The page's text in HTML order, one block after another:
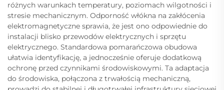
różnych warunkach temperatury, poziomach wilgotności i
stresie mechanicznym. Odporność włókna na zakłócenia
elektromagnetyczne sprawia, że jest ono odpowiednie do
instalacji blisko przewodów elektrycznych i sprzętu
elektrycznego. Standardowa pomarańczowa obudowa
ułatwia identyfikację, a jednocześnie oferuje dodatkową
ochronę przed czynnikami środowiskowymi. Ta adaptacja
do środowiska, połączona z trwałością mechaniczną,